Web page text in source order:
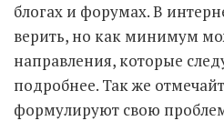
блогах и форумах. В
верить, но как минимум
направления, которые
подробнее. Так же
формулируют свою